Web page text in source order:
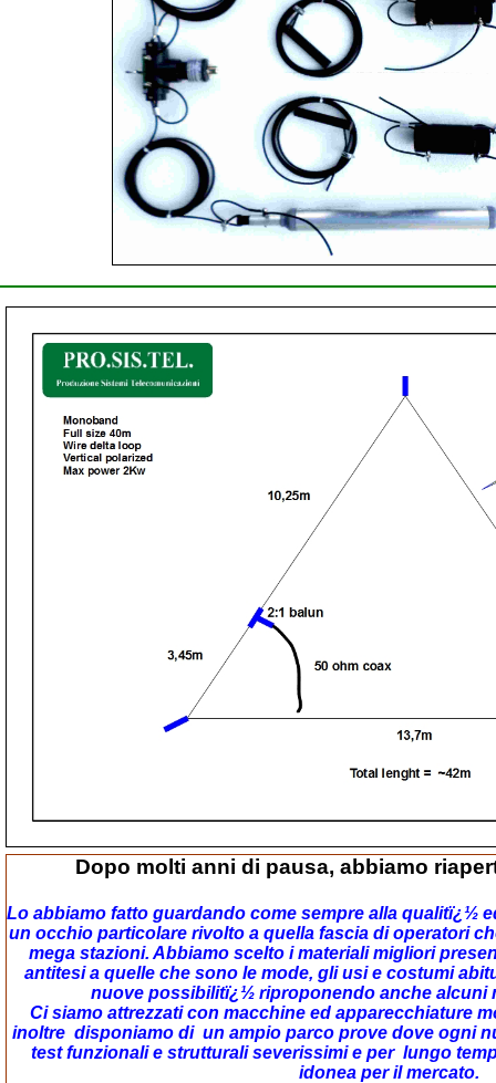
Dopo molti anni di pausa, abbiamo
Lo abbiamo fatto guardando come sempre alla qualitï¿½
un occhio particolare rivolto a quella fascia di operatori
mega stazioni. Abbiamo scelto i materiali migliori
antitesi a quelle che sono le mode, gli usi e costumi
nuove possibilitï¿½ riproponendo anche alcuni
Ci siamo attrezzati con macchine ed apparecchiature
inoltre disponiamo di un ampio parco prove dove ogni
test funzionali e strutturali severissimi e per lungo
idonea per il mercato.